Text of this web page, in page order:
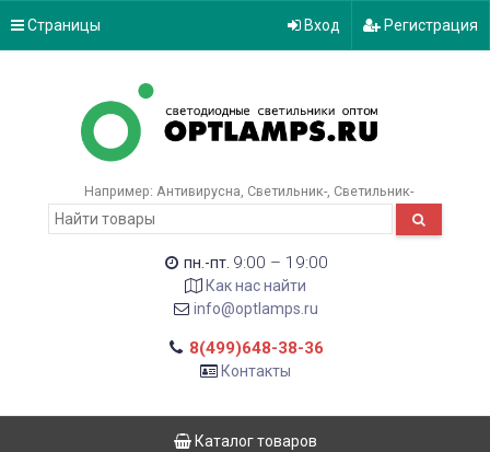
Страницы Вход Регистрация
Например: Антивирусна Светильник- Светильник-
пн.-пт. 9:00 – 19:00
Как нас найти
info@optlamps.ru
8(499)648-38-36
Контакты
Каталог товаров